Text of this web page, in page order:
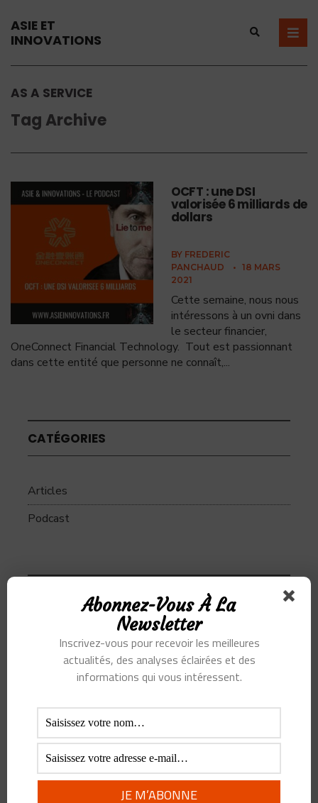
ASIE ET
INNOVATIONS
AS A SERVICE
Tag Archive
OCFT : une DSI
valorisée 6 milliards de
dollars
BY FREDERIC
PANCHAUD
• 18 MARS
2021
Cette semaine, nous nous
intéressons à un ovni dans
le secteur financier,
OneConnect Financial Technology. Tout est passionnant
dans cette entité que personne ne connaît,...
CATÉGORIES
Articles
Podcast
Alibaba Alihealth Alipay ant
Ant Group
Assurance Banque BATX
Blockchain
Douyin
Ecosystème
Epargne
Facebook
Fintech
Intelligence Artificielle
Abonnez-Vous À La
Newsletter
Inscrivez-vous pour recevoir les meilleures
actualités, des analyses éclairées et des
informations qui vous intéressent.